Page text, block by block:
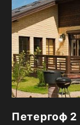
2
Петергоф 2